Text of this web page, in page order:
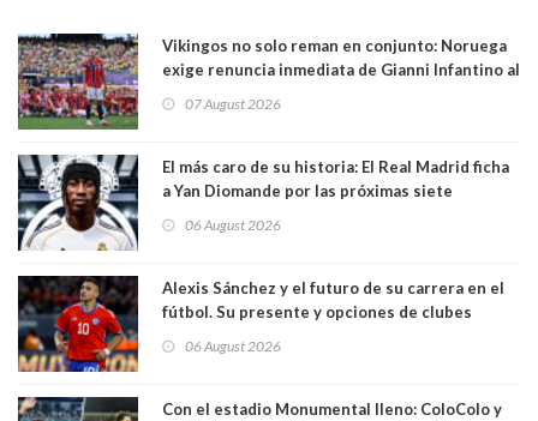
Vikingos no solo reman en conjunto: Noruega
exige renuncia inmediata de Gianni Infantino al
07 August 2026
El más caro de su historia: El Real Madrid ficha
a Yan Diomande por las próximas siete
06 August 2026
Alexis Sánchez y el futuro de su carrera en el
fútbol. Su presente y opciones de clubes
06 August 2026
Con el estadio Monumental lleno: ColoColo y